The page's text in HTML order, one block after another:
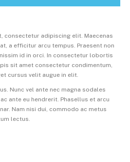
consectetur adipiscing elit. Maecenas
a efficitur arcu tempus. Praesent non
id in orci. In consectetur lobortis
sit amet consectetur condimentum,
cursus velit augue in elit.
Nunc vel ante nec magna sodales
ante eu hendrerit. Phasellus et arcu
Nam nisi dui, commodo ac metus
lectus.